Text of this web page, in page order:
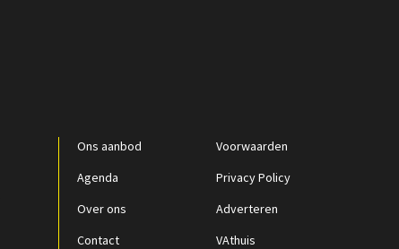
Ons aanbod
Agenda
Over ons
Contact
Voorwaarden
Privacy Policy
Adverteren
VAthuis